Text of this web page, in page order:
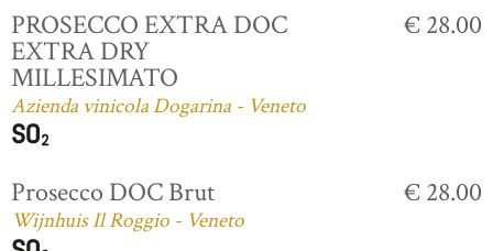
PROSECCO EXTRA DOC
EXTRA DRY
MILLESIMATO
Azienda vinicola Dogarina - Veneto
€ 28.00
Prosecco DOC Brut
Wijnhuis Il Roggio - Veneto
€ 28.00